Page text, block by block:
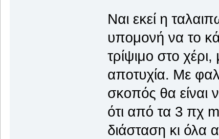
Ναι εκεί η
υπομονή να το
τρίψιμο στο
αποτυχία. Με
σκοπός θα είναι
ότι από τα 3 πχ
διάσταση κι όλα